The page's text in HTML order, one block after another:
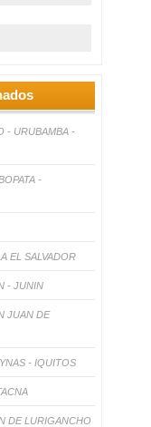
- URUBAMBA -
-
EL SALVADOR
- JUNIN
JUAN DE
- IQUITOS
DE LURIGANCHO